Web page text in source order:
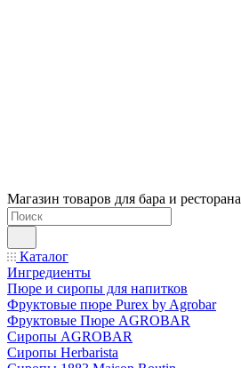
Магазин товаров для бара и ресторана
Каталог
Ингредиенты
Пюре и сиропы для напитков
Фруктовые пюре Purex by Agrobar
Фруктовые Пюре AGROBAR
Сиропы AGROBAR
Сиропы Herbarista